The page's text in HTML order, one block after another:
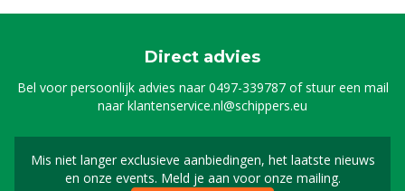
Direct advies
Bel voor persoonlijk advies naar0497-339787of stuur een mail
naarklantenservice.nl@schippers.eu
Mis niet langer exclusieve aanbiedingen, het laatste nieuws
en onze events. Meld je aan voor onze mailing.
Schrijf je in voor onze